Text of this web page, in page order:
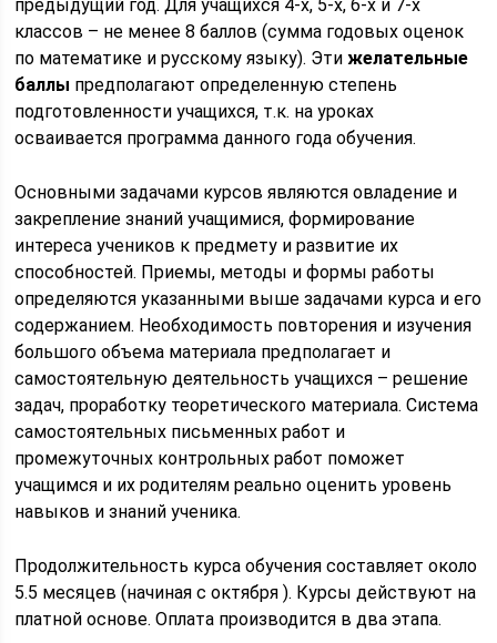
предыдущий год. Для учащихся 4-х, 5-х, 6-х и 7-х
классов – не менее 8 баллов (сумма годовых оценок
по математике и русскому языку). Этижелательные
баллы предполагают определенную степень
подготовленности учащихся, т.к. на уроках
осваивается программа данного года обучения.
Основными задачами курсов являются овладение и
закрепление знаний учащимися, формирование
интереса учеников к предмету и развитие их
способностей. Приемы, методы и формы работы
определяются указанными выше задачами курса и его
содержанием. Необходимость повторения и изучения
большого объема материала предполагает и
самостоятельную деятельность учащихся – решение
задач, проработку теоретического материала. Система
самостоятельных письменных работ и
промежуточных контрольных работ поможет
учащимся и их родителям реально оценить уровень
навыков и знаний ученика.
Продолжительность курса обучения составляет около
5.5 месяцев (начиная с октября ). Курсы действуют на
платной основе. Оплата производится в два этапа.